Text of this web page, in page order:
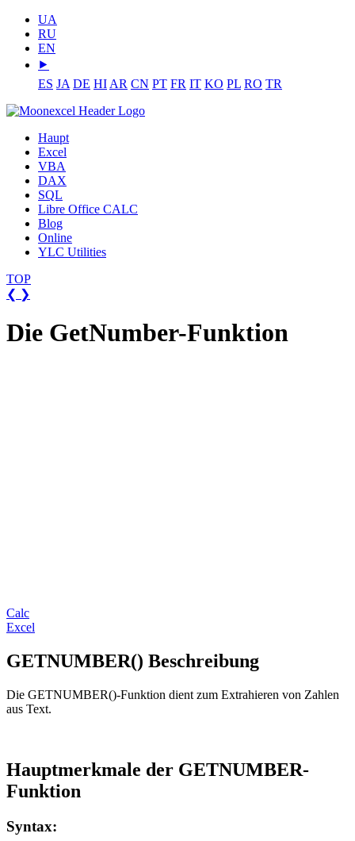
UA
RU
EN
⯈
ES JA DE HI AR CN PT FR IT KO PL RO TR
Haupt
Excel
VBA
DAX
SQL
Libre Office CALC
Blog
Online
YLC Utilities
TOP
❮ ❯
Die GetNumber-Funktion
Calc
Excel
GETNUMBER() Beschreibung
Die GETNUMBER()-Funktion dient zum Extrahieren von Zahlen
aus Text.
Hauptmerkmale der GETNUMBER-
Funktion
Syntax: